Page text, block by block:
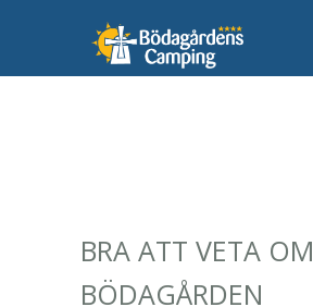
BRA ATT VETA OM
BÖDAGÅRDEN